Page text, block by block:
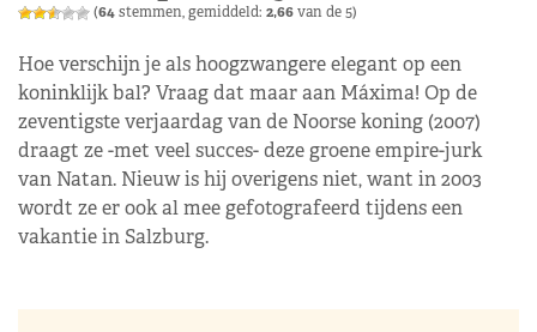
(64stemmen, gemiddeld: 2,66van de 5)
Hoe verschijn je als hoogzwangere elegant op een
koninklijk bal? Vraag dat maar aan Máxima! Op de
zeventigste verjaardag van de Noorse koning (2007)
draagt ze -met veel succes- deze groene empire-jurk
van Natan. Nieuw is hij overigens niet, want in 2003
wordt ze er ook al mee gefotografeerd tijdens een
vakantie in Salzburg.